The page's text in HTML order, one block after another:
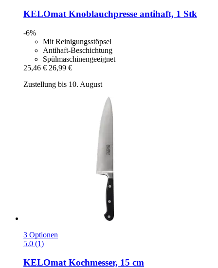
KELOmat Knoblauchpresse antihaft, 1 Stk
-6%
Mit Reinigungsstöpsel
Antihaft-Beschichtung
Spülmaschinengeeignet
25,46 € 26,99 €
Zustellung bis 10. August
3 Optionen
5.0 (1)
KELOmat Kochmesser, 15 cm